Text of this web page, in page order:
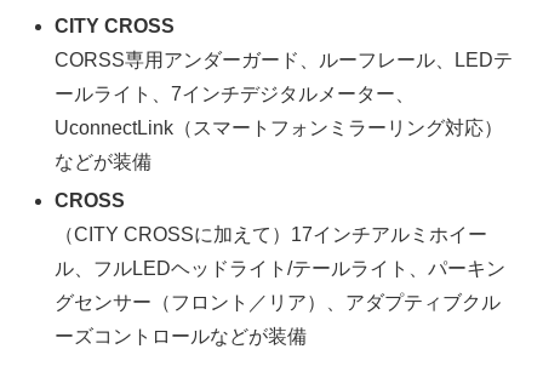
CITY CROSS
CORSS専用アンダーガード、ルーフレール、LEDテ
ールライト、7インチデジタルメーター、
UconnectLink（スマートフォンミラーリング対応）
などが装備
CROSS
（CITY CROSSに加えて）17インチアルミホイー
ル、フルLEDヘッドライト/テールライト、パーキン
グセンサー（フロント／リア）、アダプティブクル
ーズコントロールなどが装備